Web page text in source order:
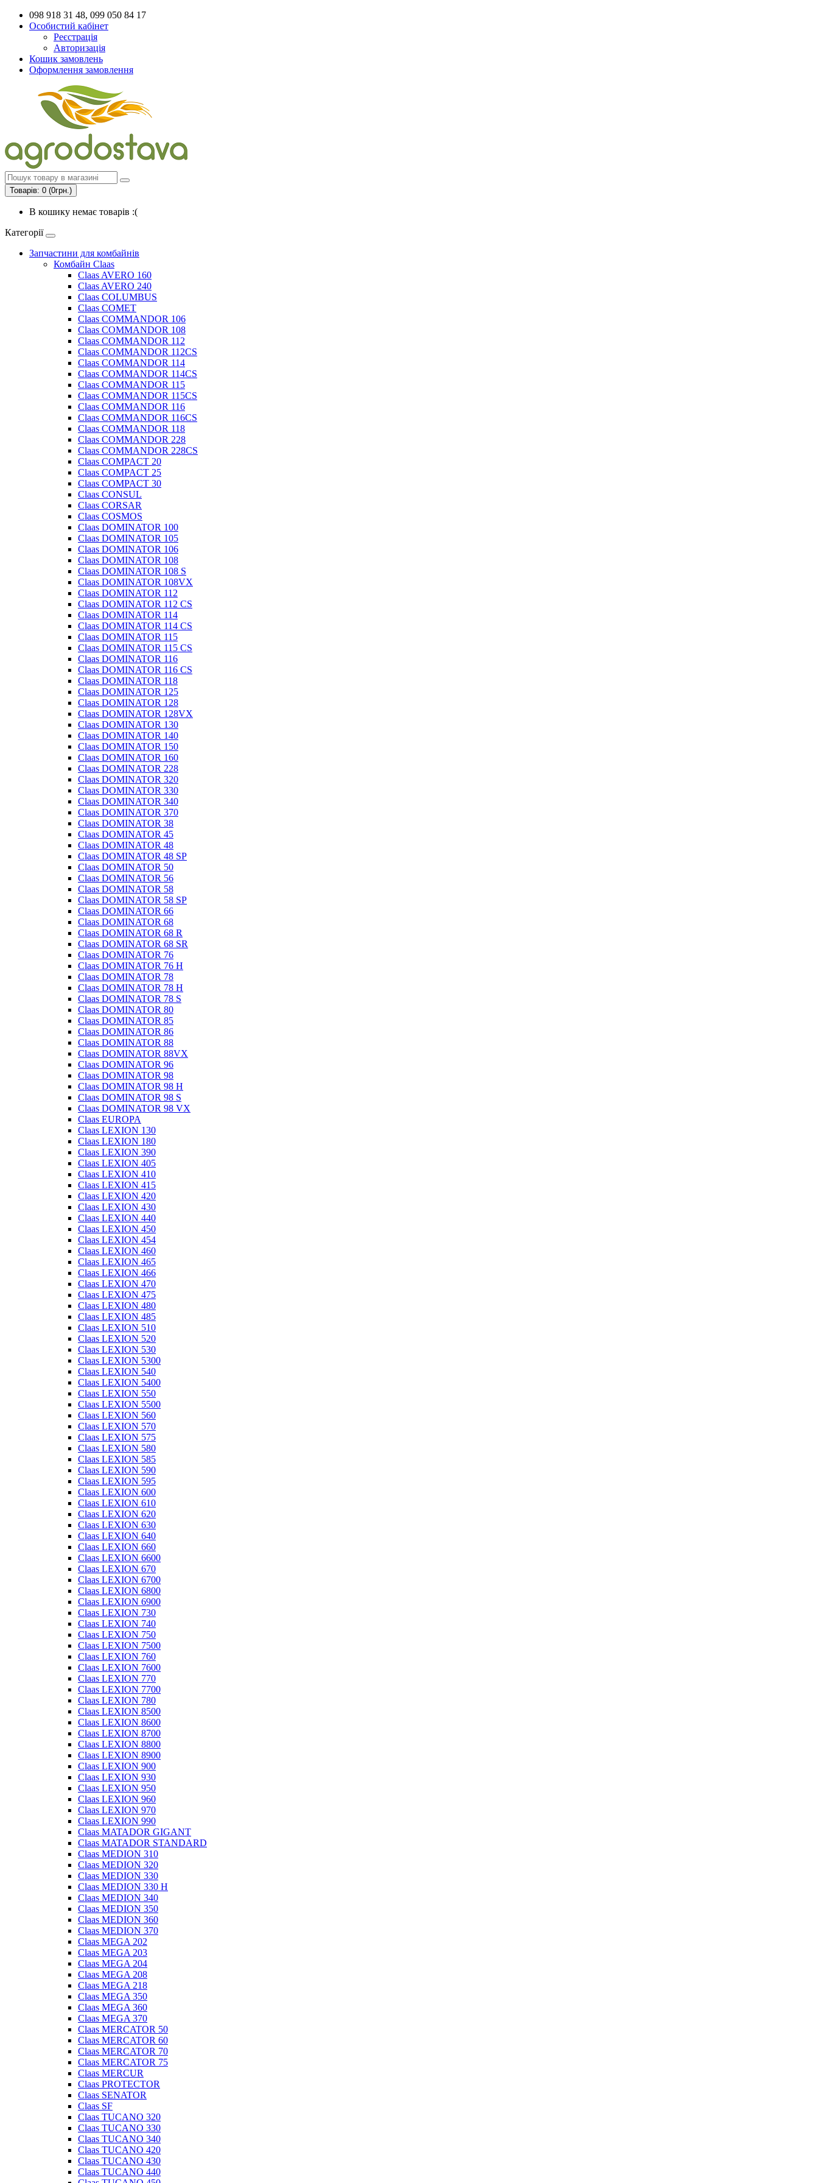
098 918 31 48, 099 050 84 17
Особистий кабінет
Реєстрація
Авторизація
Кошик замовлень
Оформлення замовлення
Товарів: 0 (0грн.)
В кошику немає товарів :(
Категорії
Запчастини для комбайнів
Комбайн Claas
Claas AVERO 160
Claas AVERO 240
Claas COLUMBUS
Claas COMET
Claas COMMANDOR 106
Claas COMMANDOR 108
Claas COMMANDOR 112
Claas COMMANDOR 112CS
Claas COMMANDOR 114
Claas COMMANDOR 114CS
Claas COMMANDOR 115
Claas COMMANDOR 115CS
Claas COMMANDOR 116
Claas COMMANDOR 116CS
Claas COMMANDOR 118
Claas COMMANDOR 228
Claas COMMANDOR 228CS
Claas COMPACT 20
Claas COMPACT 25
Claas COMPACT 30
Claas CONSUL
Claas CORSAR
Claas COSMOS
Claas DOMINATOR 100
Claas DOMINATOR 105
Claas DOMINATOR 106
Claas DOMINATOR 108
Claas DOMINATOR 108 S
Claas DOMINATOR 108VX
Claas DOMINATOR 112
Claas DOMINATOR 112 CS
Claas DOMINATOR 114
Claas DOMINATOR 114 CS
Claas DOMINATOR 115
Claas DOMINATOR 115 CS
Claas DOMINATOR 116
Claas DOMINATOR 116 CS
Claas DOMINATOR 118
Claas DOMINATOR 125
Claas DOMINATOR 128
Claas DOMINATOR 128VX
Claas DOMINATOR 130
Claas DOMINATOR 140
Claas DOMINATOR 150
Claas DOMINATOR 160
Claas DOMINATOR 228
Claas DOMINATOR 320
Claas DOMINATOR 330
Claas DOMINATOR 340
Claas DOMINATOR 370
Claas DOMINATOR 38
Claas DOMINATOR 45
Claas DOMINATOR 48
Claas DOMINATOR 48 SP
Claas DOMINATOR 50
Claas DOMINATOR 56
Claas DOMINATOR 58
Claas DOMINATOR 58 SP
Claas DOMINATOR 66
Claas DOMINATOR 68
Claas DOMINATOR 68 R
Claas DOMINATOR 68 SR
Claas DOMINATOR 76
Claas DOMINATOR 76 H
Claas DOMINATOR 78
Claas DOMINATOR 78 H
Claas DOMINATOR 78 S
Claas DOMINATOR 80
Claas DOMINATOR 85
Claas DOMINATOR 86
Claas DOMINATOR 88
Claas DOMINATOR 88VX
Claas DOMINATOR 96
Claas DOMINATOR 98
Claas DOMINATOR 98 H
Claas DOMINATOR 98 S
Claas DOMINATOR 98 VX
Claas EUROPA
Claas LEXION 130
Claas LEXION 180
Claas LEXION 390
Claas LEXION 405
Claas LEXION 410
Claas LEXION 415
Claas LEXION 420
Claas LEXION 430
Claas LEXION 440
Claas LEXION 450
Claas LEXION 454
Claas LEXION 460
Claas LEXION 465
Claas LEXION 466
Claas LEXION 470
Claas LEXION 475
Claas LEXION 480
Claas LEXION 485
Claas LEXION 510
Claas LEXION 520
Claas LEXION 530
Claas LEXION 5300
Claas LEXION 540
Claas LEXION 5400
Claas LEXION 550
Claas LEXION 5500
Claas LEXION 560
Claas LEXION 570
Claas LEXION 575
Claas LEXION 580
Claas LEXION 585
Claas LEXION 590
Claas LEXION 595
Claas LEXION 600
Claas LEXION 610
Claas LEXION 620
Claas LEXION 630
Claas LEXION 640
Claas LEXION 660
Claas LEXION 6600
Claas LEXION 670
Claas LEXION 6700
Claas LEXION 6800
Claas LEXION 6900
Claas LEXION 730
Claas LEXION 740
Claas LEXION 750
Claas LEXION 7500
Claas LEXION 760
Claas LEXION 7600
Claas LEXION 770
Claas LEXION 7700
Claas LEXION 780
Claas LEXION 8500
Claas LEXION 8600
Claas LEXION 8700
Claas LEXION 8800
Claas LEXION 8900
Claas LEXION 900
Claas LEXION 930
Claas LEXION 950
Claas LEXION 960
Claas LEXION 970
Claas LEXION 990
Claas MATADOR GIGANT
Claas MATADOR STANDARD
Claas MEDION 310
Claas MEDION 320
Claas MEDION 330
Claas MEDION 330 H
Claas MEDION 340
Claas MEDION 350
Claas MEDION 360
Claas MEDION 370
Claas MEGA 202
Claas MEGA 203
Claas MEGA 204
Claas MEGA 208
Claas MEGA 218
Claas MEGA 350
Claas MEGA 360
Claas MEGA 370
Claas MERCATOR 50
Claas MERCATOR 60
Claas MERCATOR 70
Claas MERCATOR 75
Claas MERCUR
Claas PROTECTOR
Claas SENATOR
Claas SF
Claas TUCANO 320
Claas TUCANO 330
Claas TUCANO 340
Claas TUCANO 420
Claas TUCANO 430
Claas TUCANO 440